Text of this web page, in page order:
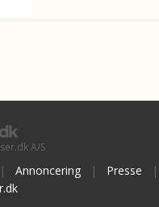
A/S
| Annoncering | Presse
|